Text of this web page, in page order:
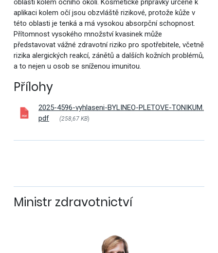
oblasti kolem očního okolí. Kosmetické přípravky určené k
aplikaci kolem očí jsou obzvláště rizikové, protože kůže v
této oblasti je tenká a má vysokou absorpční schopnost.
Přítomnost vysokého množství kvasinek může
představovat vážné zdravotní riziko pro spotřebitele, včetně
rizika alergických reakcí, zánětů a dalších kožních problémů,
a to nejen u osob se sníženou imunitou.
Přílohy
2025-4596-vyhlaseni-BYLINEO-PLETOVE-TONIKUM.
pdf
(258,67 KB)
Ministr zdravotnictví